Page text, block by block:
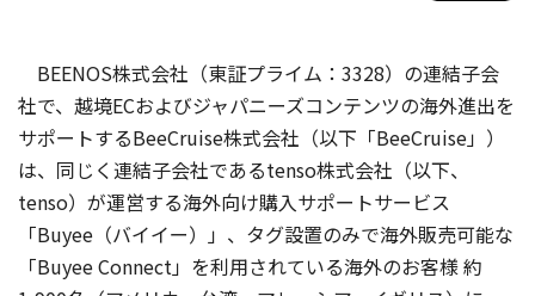
BEENOS株式会社（東証プライム：3328）の連結子会
社で、越境ECおよびジャパニーズコンテンツの海外進出を
サポートするBeeCruise株式会社（以下「BeeCruise」）
は、同じく連結子会社であるtenso株式会社（以下、
tenso）が運営する海外向け購入サポートサービス
「Buyee（バイイー）」、タグ設置のみで海外販売可能な
「Buyee Connect」を利用されている海外のお客様 約